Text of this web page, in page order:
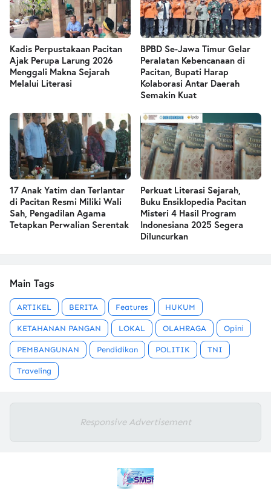
Kadis Perpustakaan Pacitan
Ajak Perupa Larung 2026
Menggali Makna Sejarah
Melalui Literasi
BPBD Se-Jawa Timur Gelar
Peralatan Kebencanaan di
Pacitan, Bupati Harap
Kolaborasi Antar Daerah
Semakin Kuat
17 Anak Yatim dan Terlantar
di Pacitan Resmi Miliki Wali
Sah, Pengadilan Agama
Tetapkan Perwalian Serentak
Perkuat Literasi Sejarah,
Buku Ensiklopedia Pacitan
Misteri 4 Hasil Program
Indonesiana 2025 Segera
Diluncurkan
Main Tags
ARTIKEL BERITA Features HUKUM
KETAHANAN PANGAN LOKAL OLAHRAGA Opini
PEMBANGUNAN Pendidikan POLITIK TNI
Traveling
Responsive Advertisement